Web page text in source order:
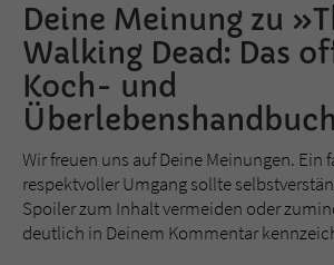
Deine Meinung zu
Walking Dead: Das
Koch- und
Wir freuen uns auf Deine Meinungen. Ein
respektvoller Umgang sollte
Spoiler zum Inhalt vermeiden oder
deutlich in Deinem Kommentar